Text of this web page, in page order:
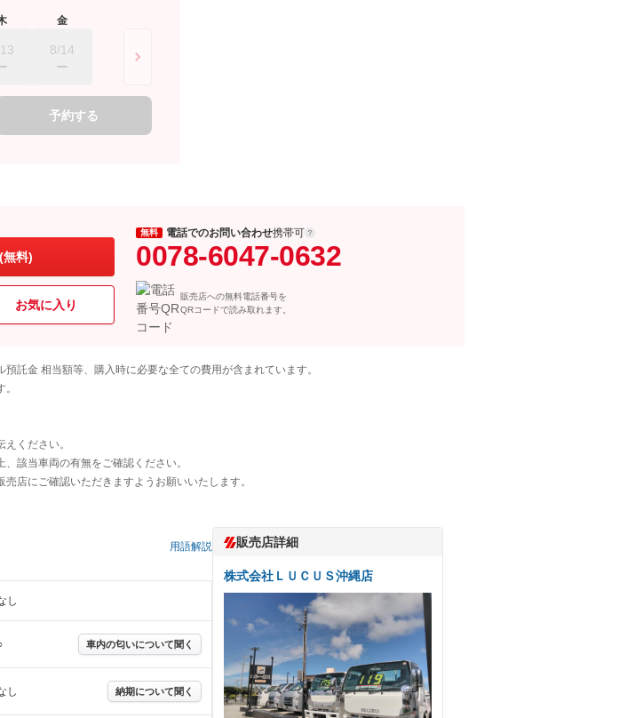
金
8/14
予約する
無料)
お気に入り
無料 電話でのお問い合わせ携帯可
0078-6047-0632
販売店への無料電話番号を
QRコードで読み取れます。
託金 相当額等、購入時に必要な全ての費用が含まれています。
ください。
該当車両の有無をご確認ください。
店にご確認いただきますようお願いいたします。
用語解説
し
車内の匂いについて聞く
し 納期について聞く
販売店詳細
株式会社ＬＵＣＵＳ沖縄店